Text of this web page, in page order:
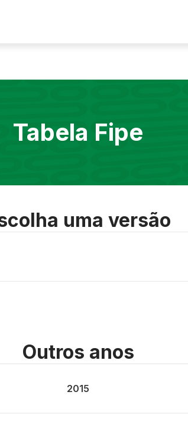
Tabela Fipe
uma versão
Outros anos
2015